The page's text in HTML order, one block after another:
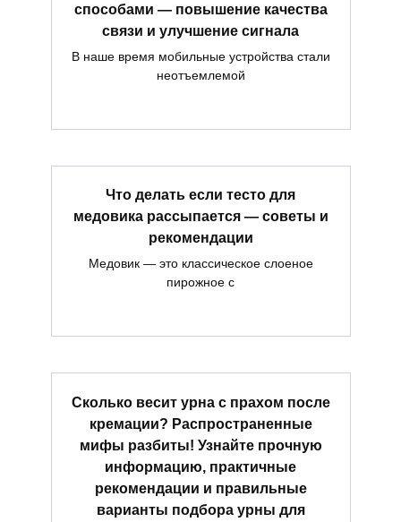
способами — повышение качества
связи и улучшение сигнала
В наше время мобильные устройства стали
неотъемлемой
Что делать если тесто для
медовика рассыпается — советы и
рекомендации
Медовик — это классическое слоеное
пирожное с
Сколько весит урна с прахом после
кремации? Распространенные
мифы разбиты! Узнайте прочную
информацию, практичные
рекомендации и правильные
варианты подбора урны для